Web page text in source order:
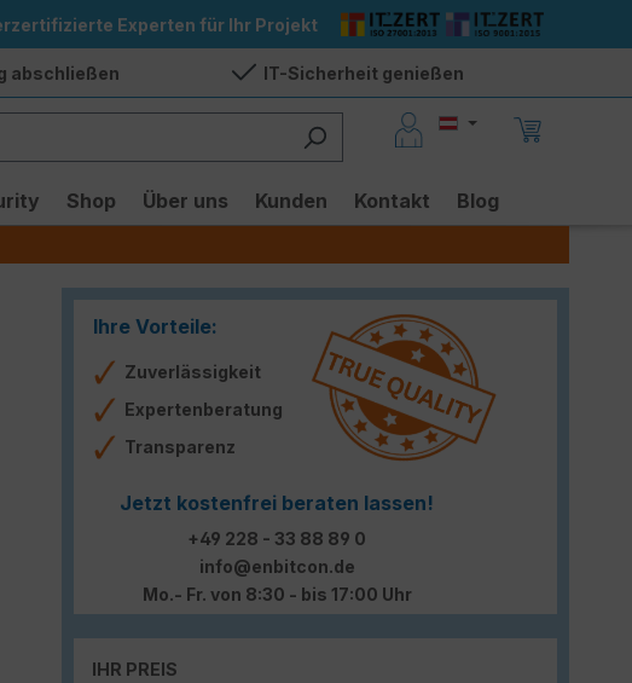
Experten für Ihr Projekt
abschließen IT-Sicherheit genießen
Shop Über uns Kunden Kontakt Blog
Ihre Vorteile:
Zuverlässigkeit
Expertenberatung
Transparenz
Jetzt kostenfrei beraten lassen!
+49 228 - 33 88 89 0
info@enbitcon.de
Mo.- Fr. von 8:30 - bis 17:00 Uhr
IHR PREIS